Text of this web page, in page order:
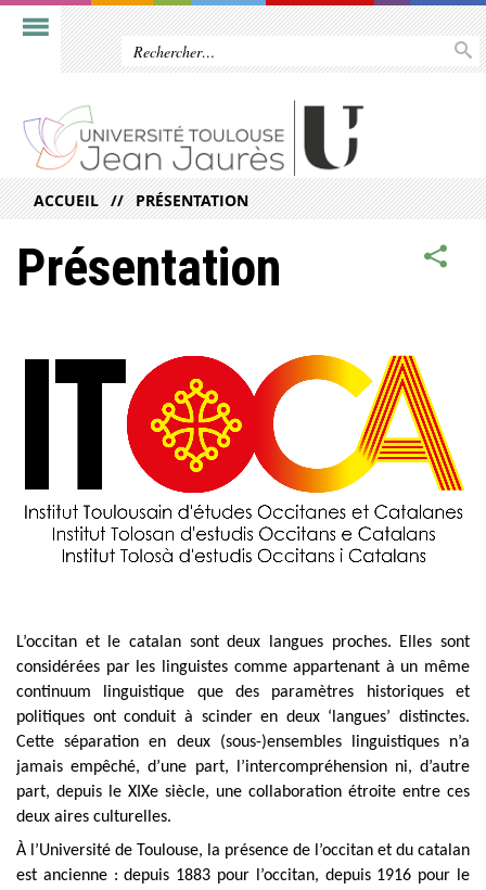
ACCUEIL PRÉSENTATION
Présentation
L’occitan et le catalan sont deux langues proches. Elles sont
considérées par les linguistes comme appartenant à un même
continuum linguistique que des paramètres historiques et
politiques ont conduit à scinder en deux ‘langues’ distinctes.
Cette séparation en deux (sous-)ensembles linguistiques n’a
jamais empêché, d’une part, l’intercompréhension ni, d’autre
part, depuis le XIXe siècle, une collaboration étroite entre ces
deux aires culturelles.
À l’Université de Toulouse, la présence de l’occitan et du catalan
est ancienne : depuis 1883 pour l’occitan, depuis 1916 pour le